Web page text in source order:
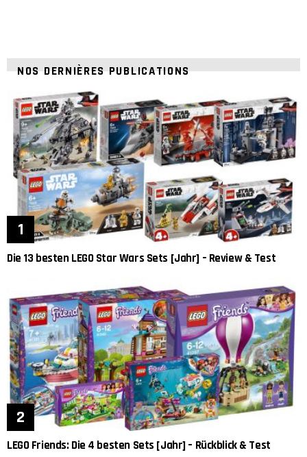
NOS DERNIÈRES PUBLICATIONS
Die 13 besten LEGO Star Wars Sets [Jahr] – Review & Test
LEGO Friends: Die 4 besten Sets [Jahr] – Rückblick & Test